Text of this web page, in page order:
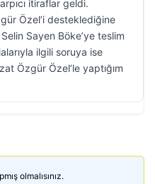
itiraflar geldi.
Özel’i desteklediğine
Sayen Böke’ye teslim
ilgili soruya ise
Özgür Özel’le yaptığım
olmalısınız.